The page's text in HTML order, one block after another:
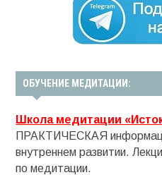
ОБУЧЕНИЕ МЕДИТАЦИИ:
Школа медитации
ПРАКТИЧЕСКАЯ
внутреннем развитии.
по медитации.